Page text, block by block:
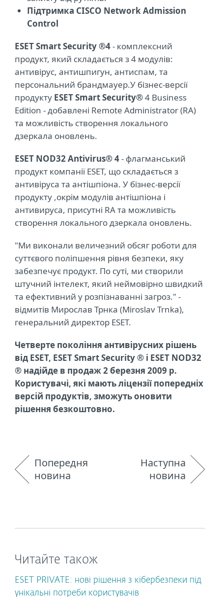
Підтримка CISCO Network Admission
Control
ESET Smart Security ®4- комплексний
продукт, який складається з 4 модулів:
антивірус, антишпигун, антиспам, та
персональний брандмауер.У бізнес-версії
продукту ESET Smart Security®4 Business
Edition - добавлені Remote Administrator (RA)
та можливість створення локального
дзеркала оновлень.
ESET NOD32 Antivirus® 4- флагманський
продукт компанії ESET, що складається з
антивіруса та антішпіона. У бізнес-версії
продукту ,окрім модулів антішпіона і
антивируса, присутні RA та можливість
створення локального дзеркала оновлень.
"Ми виконали величезний обсяг роботи для
суттєвого поліпшення рівня безпеки, яку
забезпечує продукт. По суті, ми створили
штучний інтелект, який неймовірно швидкий
та ефективний у розпізнаванні загроз." -
відмитів Мирослав Трнка (Miroslav Trnka),
генеральний директор ESET.
Четверте покоління антивірусних рішень
від ESET, ESET Smart Security ® і ESET NOD32
® надійде в продаж 2 березня 2009 р.
Користувачі, які мають ліцензії попередніх
версій продуктів, зможуть оновити
рішення безкоштовно.
Попередня
новина
Наступна
новина
Читайте також
ESET PRIVATE: нові рішення з кібербезпеки під
унікальні потреби користувачів